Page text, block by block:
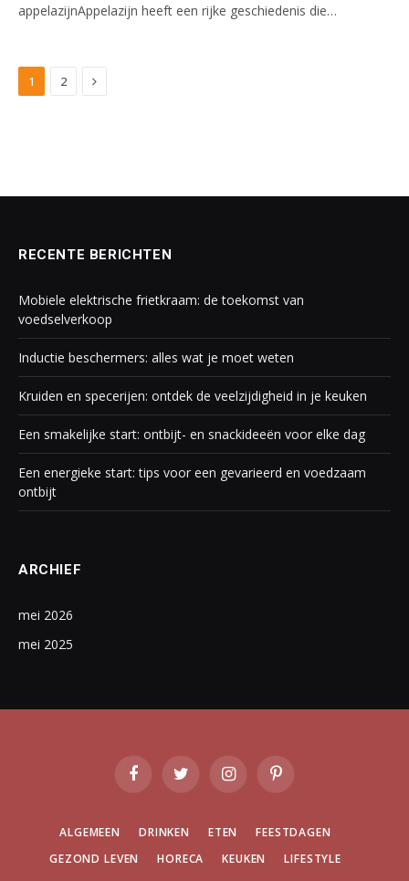
appelazijnAppelazijn heeft een rijke geschiedenis die…
1 2 Next
RECENTE BERICHTEN
Mobiele elektrische frietkraam: de toekomst van
voedselverkoop
Inductie beschermers: alles wat je moet weten
Kruiden en specerijen: ontdek de veelzijdigheid in je keuken
Een smakelijke start: ontbijt- en snackideeën voor elke dag
Een energieke start: tips voor een gevarieerd en voedzaam
ontbijt
ARCHIEF
mei 2026
mei 2025
FacebookTwitter InstagramPinterest
ALGEMEEN DRINKEN ETEN
FEESTDAGEN
GEZOND LEVEN
HORECA KEUKEN
LIFESTYLE